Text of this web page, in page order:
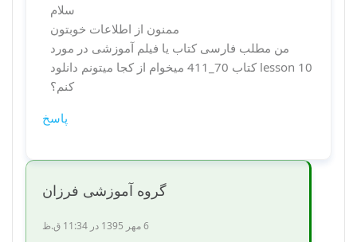
سلام
ممنون از اطلاعات خوبتون
من مطلب فارسی کتاب یا فیلم آموزشی در مورد
lesson 10 کتاب 70_411 میخوام از کجا میتونم دانلود
کنم؟
پاسخ
گروه آموزشی فرزان
6 مهر 1395 در 11:34 ق.ظ